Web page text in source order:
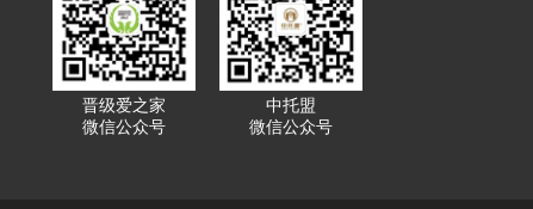
晋级爱之家
微信公众号
中托盟
微信公众号